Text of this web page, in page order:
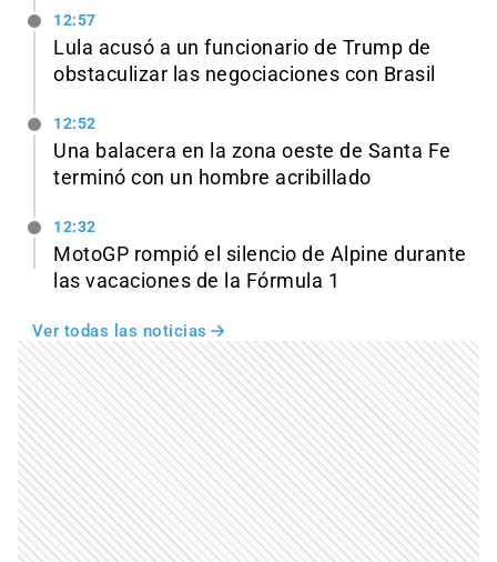
12:57
Lula acusó a un funcionario de Trump de
obstaculizar las negociaciones con Brasil
12:52
Una balacera en la zona oeste de Santa Fe
terminó con un hombre acribillado
12:32
MotoGP rompió el silencio de Alpine durante
las vacaciones de la Fórmula 1
Ver todas las noticias